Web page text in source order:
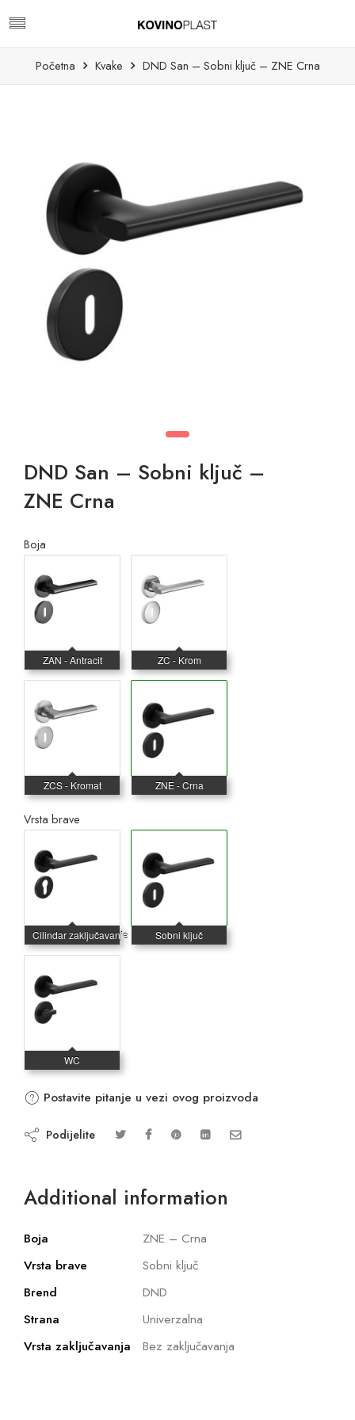
Početna Kvake DND San – Sobni ključ – ZNE Crna
DND San – Sobni ključ –
ZNE Crna
Boja
Vrsta brave
Postavite pitanje u vezi ovog proizvoda
Podijelite
Additional information
Boja
ZNE – Crna
Vrsta brave
Sobni ključ
Brend
DND
Strana
Univerzalna
Vrsta zaključavanja
Bez zaključavanja